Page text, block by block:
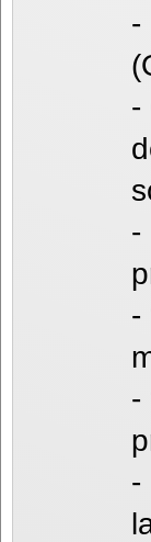
-
-
-
-
-
-